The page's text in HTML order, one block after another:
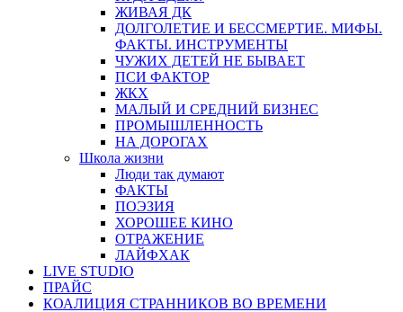
ЖИВАЯ ДК
ДОЛГОЛЕТИЕ И БЕССМЕРТИЕ. МИФЫ.
ФАКТЫ. ИНСТРУМЕНТЫ
ЧУЖИХ ДЕТЕЙ НЕ БЫВАЕТ
ПСИ ФАКТОР
ЖКХ
МАЛЫЙ И СРЕДНИЙ БИЗНЕС
ПРОМЫШЛЕННОСТЬ
НА ДОРОГАХ
Школа жизни
Люди так думают
ФАКТЫ
ПОЭЗИЯ
ХОРОШЕЕ КИНО
ОТРАЖЕНИЕ
ЛАЙФХАК
LIVE STUDIO
ПРАЙС
КОАЛИЦИЯ СТРАННИКОВ ВО ВРЕМЕНИ